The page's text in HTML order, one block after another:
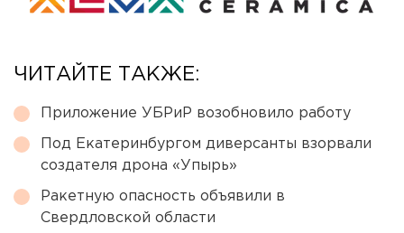
ЧИТАЙТЕ ТАКЖЕ:
Приложение УБРиР возобновило работу
Под Екатеринбургом диверсанты взорвали
создателя дрона «Упырь»
Ракетную опасность объявили в
Свердловской области